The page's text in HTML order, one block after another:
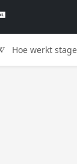
Hoe werkt